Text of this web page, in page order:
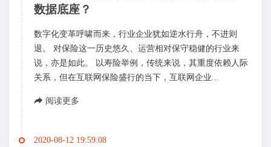
数据底座？
数字化变革呼啸而来，行业企业犹如逆水行舟，不进则
退。 对保险这一历史悠久、运营相对保守稳健的行业来
说，亦是如此。 以寿险举例，传统来说，其重度依赖人际
关系，但在互联网保险盛行的当下，互联网企业...
阅读更多
2020-08-12 19:59:08